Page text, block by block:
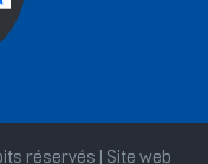
réservés | Site web